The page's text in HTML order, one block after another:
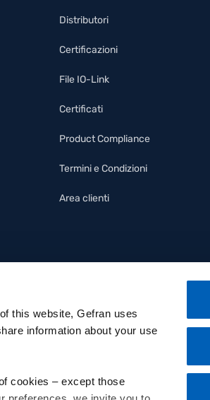
this website, Gefran uses
information about your use
cookies – except those
Distributori
Certificazioni
File IO-Link
Certificati
Product Compliance
Termini e Condizioni
Area clienti